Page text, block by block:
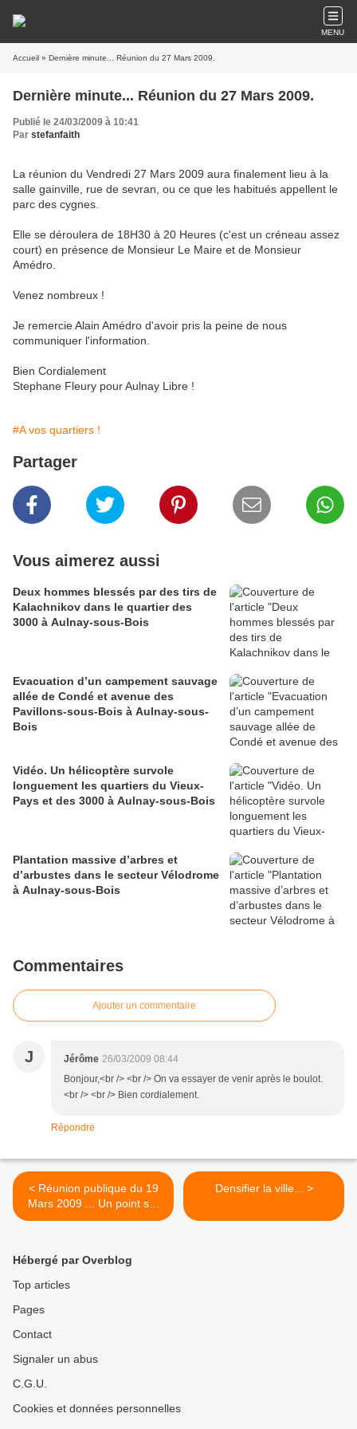
MENU
Accueil » Dernière minute... Réunion du 27 Mars 2009.
Dernière minute... Réunion du 27 Mars 2009.
Publié le 24/03/2009 à 10:41
Par stefanfaith
La réunion du Vendredi 27 Mars 2009 aura finalement lieu à la
salle gainville, rue de sevran, ou ce que les habitués appellent le
parc des cygnes.
Elle se déroulera de 18H30 à 20 Heures (c'est un créneau assez
court) en présence de Monsieur Le Maire et de Monsieur
Amédro.
Venez nombreux !
Je remercie Alain Amédro d'avoir pris la peine de nous
communiquer l'information.
Bien Cordialement
Stephane Fleury pour Aulnay Libre !
#A vos quartiers !
Partager
Vous aimerez aussi
Deux hommes blessés par des tirs de
Kalachnikov dans le quartier des
3000 à Aulnay-sous-Bois
Evacuation d’un campement sauvage
allée de Condé et avenue des
Pavillons-sous-Bois à Aulnay-sous-
Bois
Vidéo. Un hélicoptère survole
longuement les quartiers du Vieux-
Pays et des 3000 à Aulnay-sous-Bois
Plantation massive d’arbres et
d’arbustes dans le secteur Vélodrome
à Aulnay-sous-Bois
Commentaires
Ajouter un commentaire
J Jérôme 26/03/2009 08:44
Bonjour,<br /> <br /> On va essayer de venir après le boulot.
<br /> <br /> Bien cordialement.
Répondre
< Réunion publique du 19
Mars 2009 ... Un point sur
la rue des Saules.
Densifier la ville... >
Hébergé par Overblog
Top articles
Pages
Contact
Signaler un abus
C.G.U.
Cookies et données personnelles